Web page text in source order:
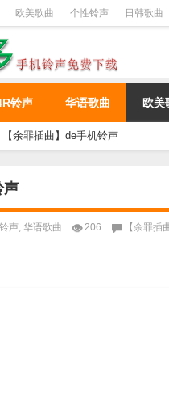
欧美歌曲 个性铃声 日韩歌曲
铃声 华语歌曲 欧美
【余罪插曲】de手机铃声
声
声, 华语歌曲 206 【余罪插